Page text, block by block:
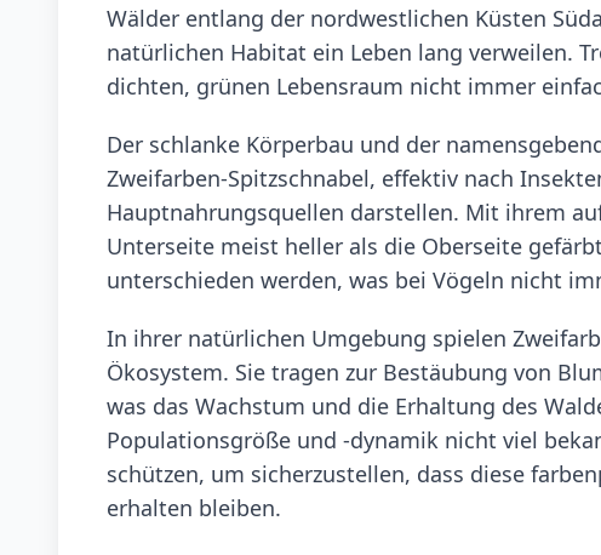
Wälder entlang der nordwestlichen Küsten
natürlichen Habitat ein Leben lang verweilen.
dichten, grünen Lebensraum nicht immer
Der schlanke Körperbau und der
Zweifarben-Spitzschnabel, effektiv nach
Hauptnahrungsquellen darstellen. Mit ihrem
Unterseite meist heller als die Oberseite
unterschieden werden, was bei Vögeln nicht
In ihrer natürlichen Umgebung spielen
Ökosystem. Sie tragen zur Bestäubung von
was das Wachstum und die Erhaltung des
Populationsgröße und -dynamik nicht viel
schützen, um sicherzustellen, dass diese
erhalten bleiben.